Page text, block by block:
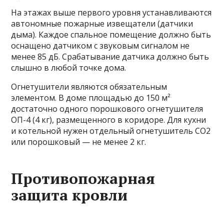
На этажах выше первого уровня устанавливаются
автономные пожарные извещатели (датчики
дыма). Каждое спальное помещение должно быть
оснащено датчиком с звуковым сигналом не
менее 85 дБ. Срабатывание датчика должно быть
слышно в любой точке дома.
Огнетушители являются обязательным
элементом. В доме площадью до 150 м²
достаточно одного порошкового огнетушителя
ОП-4 (4 кг), размещенного в коридоре. Для кухни
и котельной нужен отдельный огнетушитель СО2
или порошковый — не менее 2 кг.
Противопожарная
защита кровли